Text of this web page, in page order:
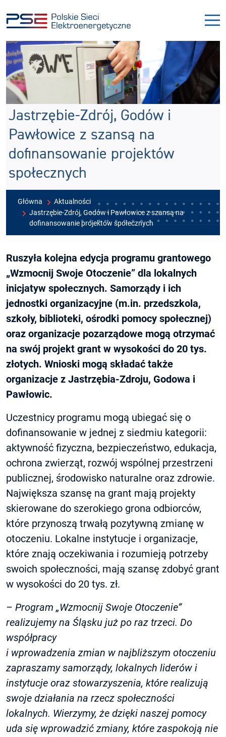
do
menu
do
treści
Jastrzębie-Zdrój, Godów i
Pawłowice z szansą na
dofinansowanie projektów
społecznych
Główna
Aktualności
Jastrzębie-Zdrój, Godów i Pawłowice z szansą na
dofinansowanie projektów społecznych
Ruszyła kolejna edycja programu grantowego
„Wzmocnij Swoje Otoczenie” dla lokalnych
inicjatyw społecznych. Samorządy i ich
jednostki organizacyjne (m.in. przedszkola,
szkoły, biblioteki, ośrodki pomocy społecznej)
oraz organizacje pozarządowe mogą otrzymać
na swój projekt grant w wysokości do 20 tys.
złotych. Wnioski mogą składać także
organizacje z Jastrzębia-Zdroju, Godowa i
Pawłowic.
Uczestnicy programu mogą ubiegać się o
dofinansowanie w jednej z siedmiu kategorii:
aktywność fizyczna, bezpieczeństwo, edukacja,
ochrona zwierząt, rozwój wspólnej przestrzeni
publicznej, środowisko naturalne oraz zdrowie.
Największa szansę na grant mają projekty
skierowane do szerokiego grona odbiorców,
które przynoszą trwałą pozytywną zmianę w
otoczeniu. Lokalne instytucje i organizacje,
które znają oczekiwania i rozumieją potrzeby
swoich społeczności, mają szansę zdobyć grant
w wysokości do 20 tys. zł.
– Program „Wzmocnij Swoje Otoczenie”
realizujemy na Śląsku już po raz trzeci. Do
współpracy
i wprowadzenia zmian w najbliższym otoczeniu
zapraszamy samorządy, lokalnych liderów i
instytucje oraz stowarzyszenia, które realizują
swoje działania na rzecz społeczności
lokalnych. Wierzymy, że dzięki naszej pomocy
uda się wprowadzić zmiany, które zaspokoją nie